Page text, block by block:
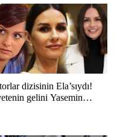
dizisinin Ela’sıydı!
gelini Yasemin